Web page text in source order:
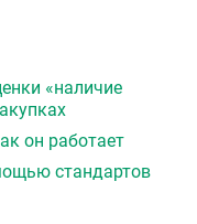
«наличие
он работает
стандартов